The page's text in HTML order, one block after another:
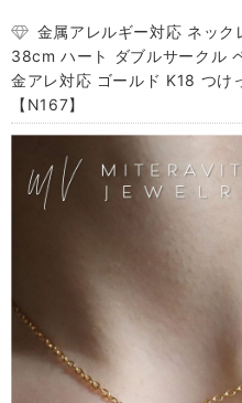
金属アレルギー対応 ネック
38cm ハート ダブルサークル
金アレ対応 ゴールド K18 つけ
【N167】